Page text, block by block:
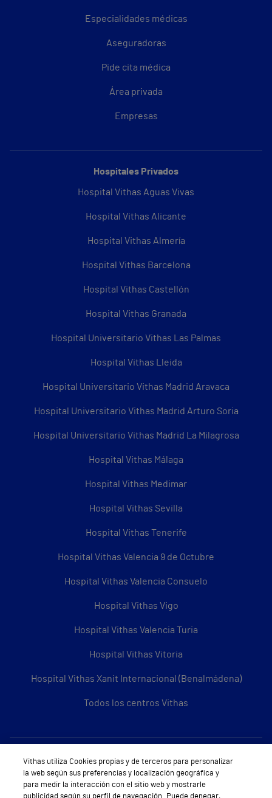
Especialidades médicas
Aseguradoras
Pide cita médica
Área privada
Empresas
Hospitales Privados
Hospital Vithas Aguas Vivas
Hospital Vithas Alicante
Hospital Vithas Almería
Hospital Vithas Barcelona
Hospital Vithas Castellón
Hospital Vithas Granada
Hospital Universitario Vithas Las Palmas
Hospital Vithas Lleida
Hospital Universitario Vithas Madrid Aravaca
Hospital Universitario Vithas Madrid Arturo Soria
Hospital Universitario Vithas Madrid La Milagrosa
Hospital Vithas Málaga
Hospital Vithas Medimar
Hospital Vithas Sevilla
Hospital Vithas Tenerife
Hospital Vithas Valencia 9 de Octubre
Hospital Vithas Valencia Consuelo
Hospital Vithas Vigo
Hospital Vithas Valencia Turia
Hospital Vithas Vitoria
Hospital Vithas Xanit Internacional (Benalmádena)
Todos los centros Vithas
Sobre Vithas
Quiénes somos
Vithas utiliza Cookies propias y de terceros para personalizar
la web según sus preferencias y localización geográfica y
para medir la interacción con el sitio web y mostrarle